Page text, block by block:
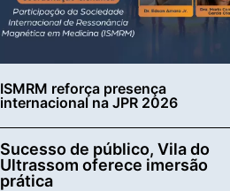
ISMRM reforça presença
internacional na JPR 2026
Sucesso de público, Vila do
Ultrassom oferece imersão
prática